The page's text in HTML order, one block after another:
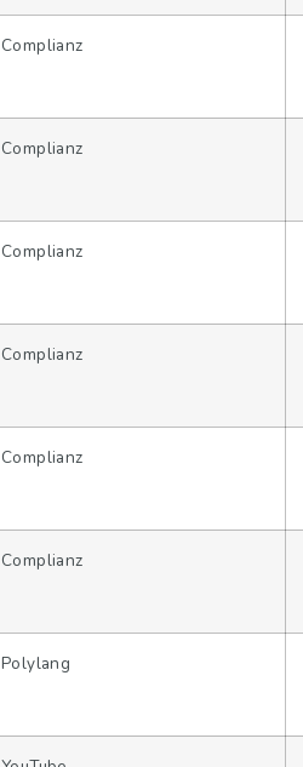
Complianz
Complianz
Complianz
Complianz
Complianz
Complianz
Polylang